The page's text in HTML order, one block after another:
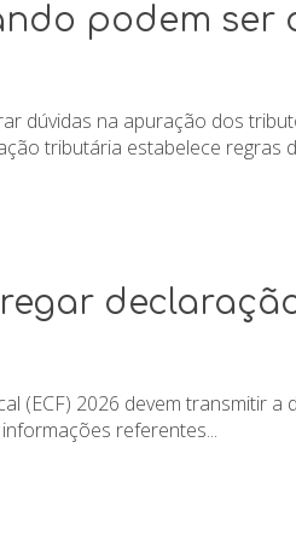
podem ser
dúvidas na apuração dos
tributária estabelece regras
(ECF) 2026 devem transmitir
referentes...